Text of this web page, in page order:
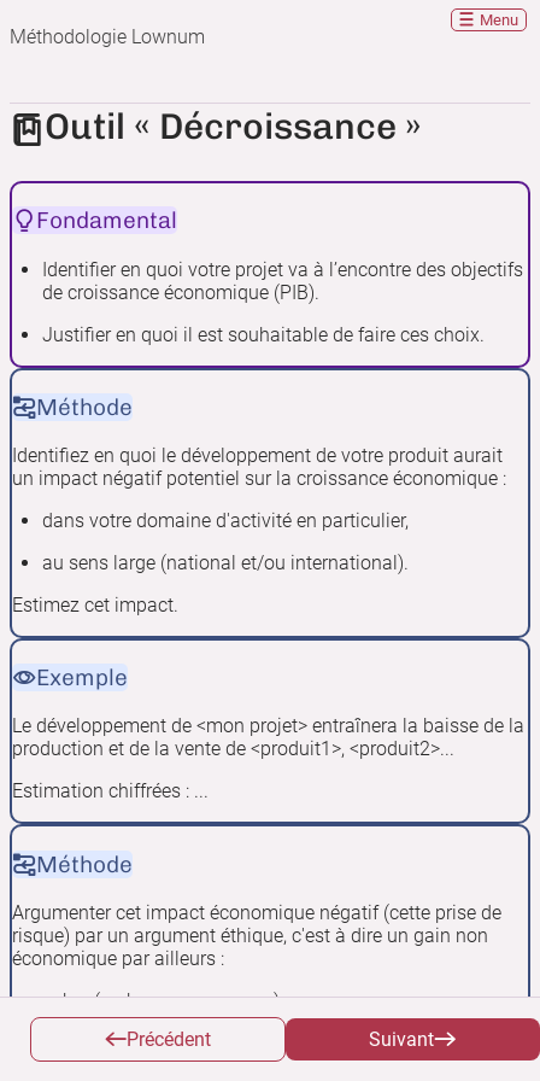
Méthodologie Lownum
Menu
Outil « Décroissance »
Fondamental
Identifier en quoi votre projet va à l’encontre des objectifs
de croissance économique (PIB).
Justifier en quoi il est souhaitable de faire ces choix.
Méthode
Identifiez en quoi le développement de votre produit aurait
un impact négatif potentiel sur la croissance économique :
dans votre domaine d'activité en particulier,
au sens large (national et/ou international).
Estimez cet impact.
Exemple
Le développement de <mon projet> entraînera la baisse de la
production et de la vente de <produit1>, <produit2>...
Estimation chiffrées : ...
Méthode
Argumenter cet impact économique négatif (cette prise de
risque) par un argument éthique, c'est à dire un gain non
économique par ailleurs :
sobre (carbone, ressource...)
durable socialement (agréable pour les clients, agréable
pour les salariés de l'entreprise, attirant pour les futurs
Précédent Suivant